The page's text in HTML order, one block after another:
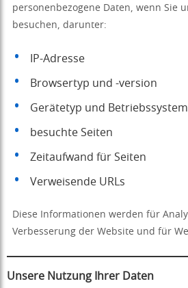
personenbezogene Daten, wenn Sie
besuchen, darunter:
IP-Adresse
Browsertyp und -version
Gerätetyp und Betriebssystem
besuchte Seiten
Zeitaufwand für Seiten
Verweisende URLs
Diese Informationen werden für
Verbesserung der Website und für
Unsere Nutzung Ihrer Daten